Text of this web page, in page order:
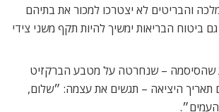
והבריטים לא יצטרכו למכור את בתיהם
ביטוח הבריאות ימשיך להיות תקף משני צידי
שהסיסמה – שנחרטה על מטבע הברקזיט
תאריך היציאה – תגשים את עצמה: ״שלום,